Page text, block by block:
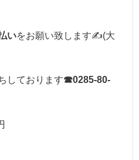
いをお願い致します✍(大
しております☎0285-80-